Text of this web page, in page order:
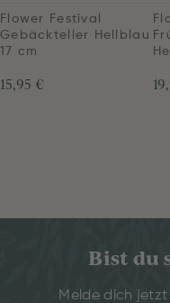
Flower Festival
Gebäckteller Hellblau
17 cm
15,95 €
Bist du
Melde dich jetzt